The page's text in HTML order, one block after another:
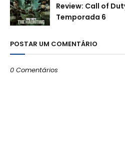
Review: Call of
Temporada 6
POSTAR UM COMENTÁRIO
0 Comentários